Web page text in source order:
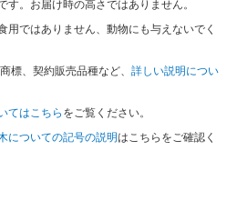
す。お届け時の高さではありません。
用ではありません、動物にも与えないでく
標、契約販売品種など、詳しい説明につい
てはこちら をご覧ください。
についての記号の説明はこちらをご確認く